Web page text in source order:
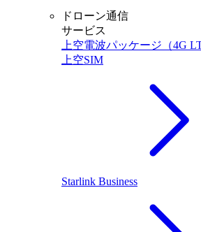
ドローン通信
サービス
上空電波パッケージ（4G
上空SIM
Starlink Business